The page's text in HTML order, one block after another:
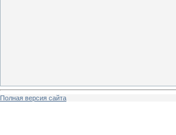
Полная версия сайта